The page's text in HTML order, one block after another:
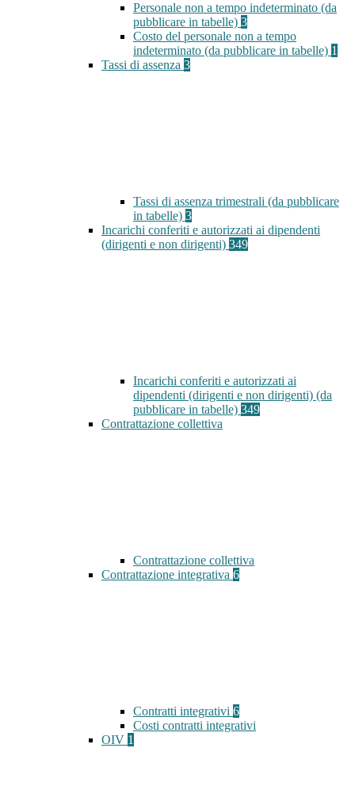
Personale non a tempo indeterminato (da
pubblicare in tabelle) 3
Costo del personale non a tempo
indeterminato (da pubblicare in tabelle) 1
Tassi di assenza 3
Tassi di assenza trimestrali (da pubblicare
in tabelle) 3
Incarichi conferiti e autorizzati ai dipendenti
(dirigenti e non dirigenti) 349
Incarichi conferiti e autorizzati ai
dipendenti (dirigenti e non dirigenti) (da
pubblicare in tabelle) 349
Contrattazione collettiva
Contrattazione collettiva
Contrattazione integrativa 6
Contratti integrativi 6
Costi contratti integrativi
OIV 1